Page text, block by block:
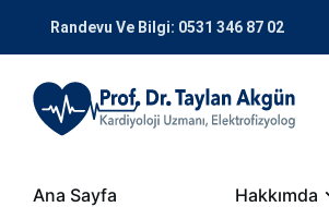
Randevu Ve Bilgi: 0531 346 87 02
Ana Sayfa Hakkımda